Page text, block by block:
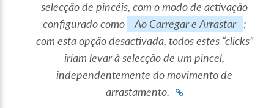
selecção de pincéis, com o modo de activação
configurado como
Ao Carregar e Arrastar
;
com esta opção desactivada, todos estes “clicks”
iriam levar à selecção de um pincel,
independentemente do movimento de
arrastamento.